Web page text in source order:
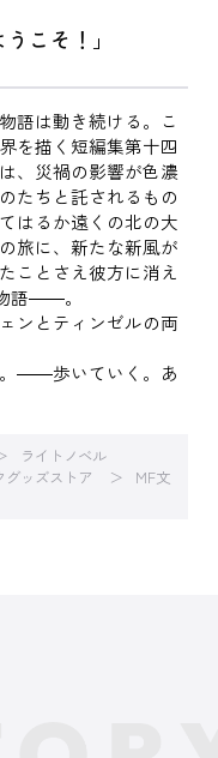
こそ！」
語は動き続ける。こ
を描く短編集第十四
、災禍の影響が色濃
たちと託されるもの
はるか遠くの北の大
旅に、新たな新風が
ことさえ彼方に消え
語――。
ンとティンゼルの両
――歩いていく。あ
ライトノベル
グッズストア
MF文